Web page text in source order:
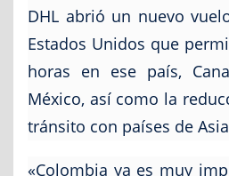
DHL abrió un nuevo
Estados Unidos que
horas en ese país,
México, así como la
tránsito con países de
«Colombia ya es muy